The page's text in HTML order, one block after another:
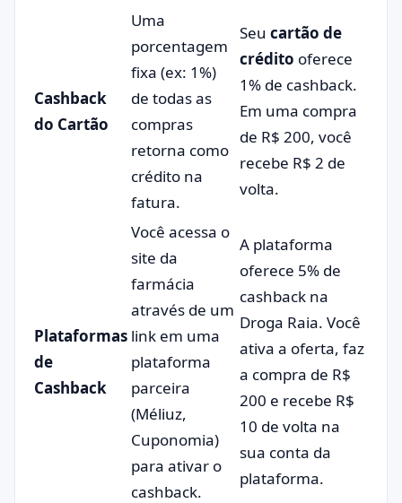
Cashback
do Cartão
Uma
porcentagem
fixa (ex: 1%)
de todas as
compras
retorna como
crédito na
fatura.
Seu cartão de
crédito oferece
1% de cashback.
Em uma compra
de R$ 200, você
recebe R$ 2 de
volta.
Plataformas
de
Cashback
Você acessa o
site da
farmácia
através de um
link em uma
plataforma
parceira
(Méliuz,
Cuponomia)
para ativar o
cashback.
A plataforma
oferece 5% de
cashback na
Droga Raia. Você
ativa a oferta, faz
a compra de R$
200 e recebe R$
10 de volta na
sua conta da
plataforma.